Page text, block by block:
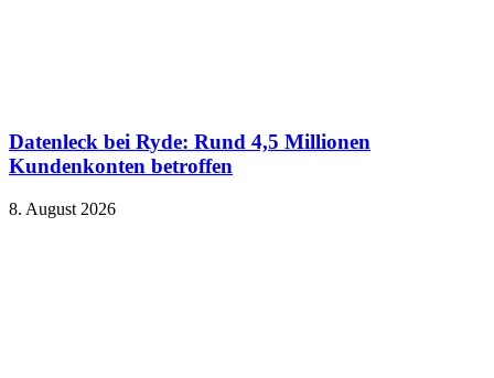
Datenleck bei Ryde: Rund 4,5 Millionen
Kundenkonten betroffen
8. August 2026